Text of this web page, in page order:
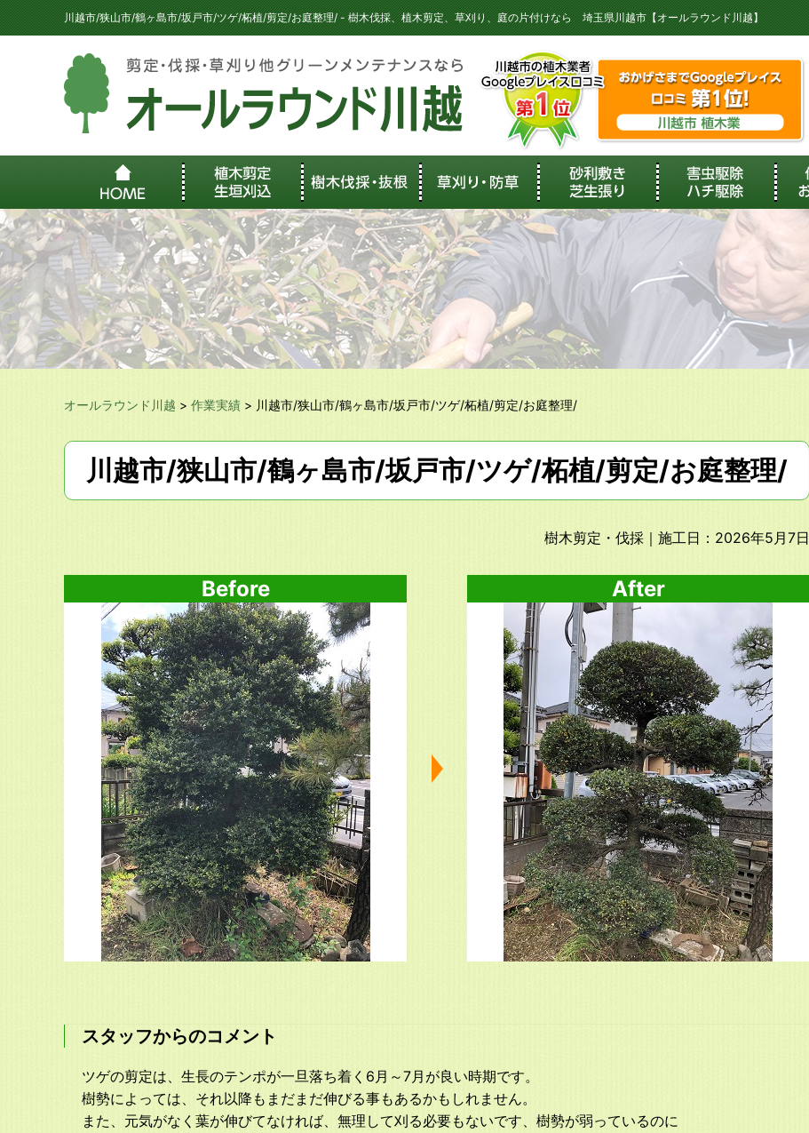
川越市/狭山市/鶴ヶ島市/坂戸市/ツゲ/柘植/剪定/お庭整理/ - 樹木伐採、植木剪定、草刈り、庭の片付けなら 埼玉県川越市【オールラウンド川越】
オールラウンド川越 > 作業実績 > 川越市/狭山市/鶴ヶ島市/坂戸市/ツゲ/柘植/剪定/お庭整理/
川越市/狭山市/鶴ヶ島市/坂戸市/ツゲ/柘植/剪定/お庭整理/
樹木剪定・伐採 ｜施工日：2026年5月7日
Before After
スタッフからのコメント
ツゲの剪定は、生長のテンポが一旦落ち着く6月～7月が良い時期です。
樹勢によっては、それ以降もまだまだ伸びる事もあるかもしれません。
また、元気がなく葉が伸びてなければ、無理して刈る必要もないです、樹勢が弱っているのに